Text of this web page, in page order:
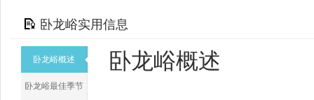
卧龙峪实用信息
卧龙峪概述
卧龙峪最佳季节
卧龙峪概述